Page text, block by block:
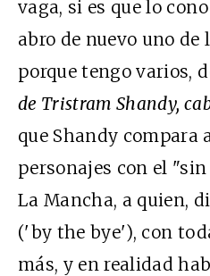
vaga, si es que lo
abro de nuevo uno de
porque tengo varios,
de Tristram Shandy,
que Shandy compara
personajes con el
La Mancha, a quien,
('by the bye'), con
más, y en realidad